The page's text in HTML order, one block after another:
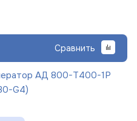
Сравнить
АД 800-Т400-1Р
G4)